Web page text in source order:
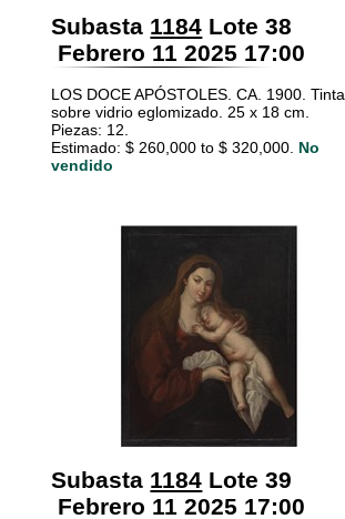
Subasta 1184 Lote 38
Febrero 11 2025 17:00
LOS DOCE APÓSTOLES. CA. 1900. Tinta
sobre vidrio eglomizado. 25 x 18 cm.
Piezas: 12.
Estimado: $ 260,000 to $ 320,000. No
vendido
Subasta 1184 Lote 39
Febrero 11 2025 17:00